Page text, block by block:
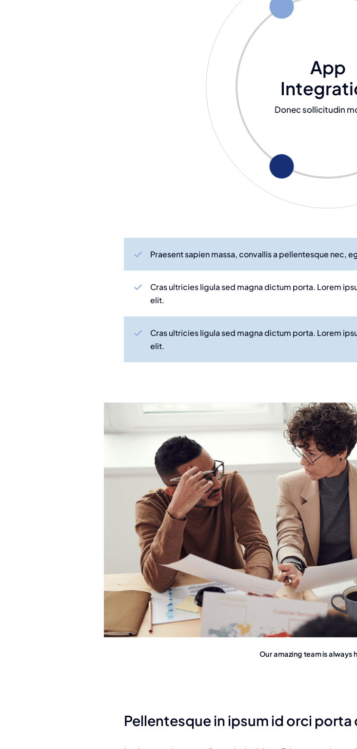
App
Donec sollicitudin
Praesent sapien massa, convallis a pellentesque nec,
Cras ultricies ligula sed magna dictum porta. Lorem
elit.
Cras ultricies ligula sed magna dictum porta. Lorem
elit.
Our amazing team is always
Pellentesque in ipsum id orci porta